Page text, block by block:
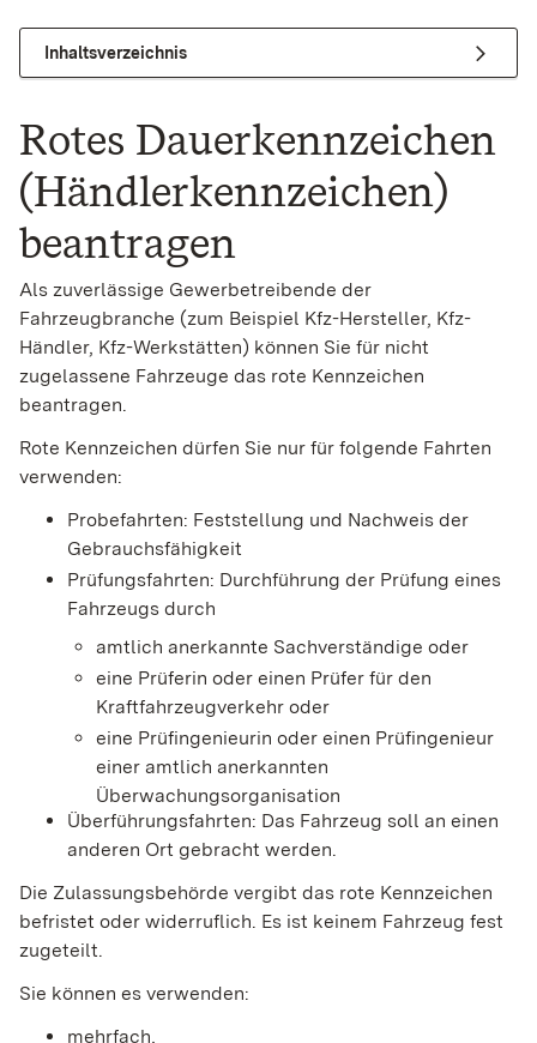
Inhaltsverzeichnis
Rotes Dauerkennzeichen
(Händlerkennzeichen)
beantragen
Als zuverlässige Gewerbetreibende der
Fahrzeugbranche (zum Beispiel Kfz-Hersteller, Kfz-
Händler, Kfz-Werkstätten) können Sie für nicht
zugelassene Fahrzeuge das rote Kennzeichen
beantragen.
Rote Kennzeichen dürfen Sie nur für folgende Fahrten
verwenden:
Probefahrten: Feststellung und Nachweis der
Gebrauchsfähigkeit
Prüfungsfahrten: Durchführung der Prüfung eines
Fahrzeugs durch
amtlich anerkannte Sachverständige oder
eine Prüferin oder einen Prüfer für den
Kraftfahrzeugverkehr oder
eine Prüfingenieurin oder einen Prüfingenieur
einer amtlich anerkannten
Überwachungsorganisation
Überführungsfahrten: Das Fahrzeug soll an einen
anderen Ort gebracht werden.
Die Zulassungsbehörde vergibt das rote Kennzeichen
befristet oder widerruflich. Es ist keinem Fahrzeug fest
zugeteilt.
Sie können es verwenden:
mehrfach,